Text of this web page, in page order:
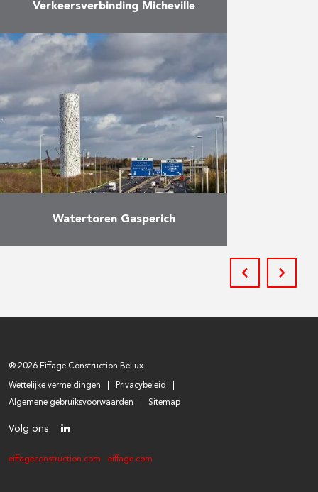
Verkeersverbinding Micheville
Deze verkeersverbinding past in
de verlenging van een overdekt
traject met een 2×2-baan van 125
m lang en een sectie van 13,50 m
Meer
Watertoren Gasperich
Meer
® 2026 Eiffage Construction BeLux
Wettelijke vermeldingen
Privacybeleid
Algemene gebruiksvoorwaarden
Sitemap
Volg ons
eiffageconstruction.com eiffage.com